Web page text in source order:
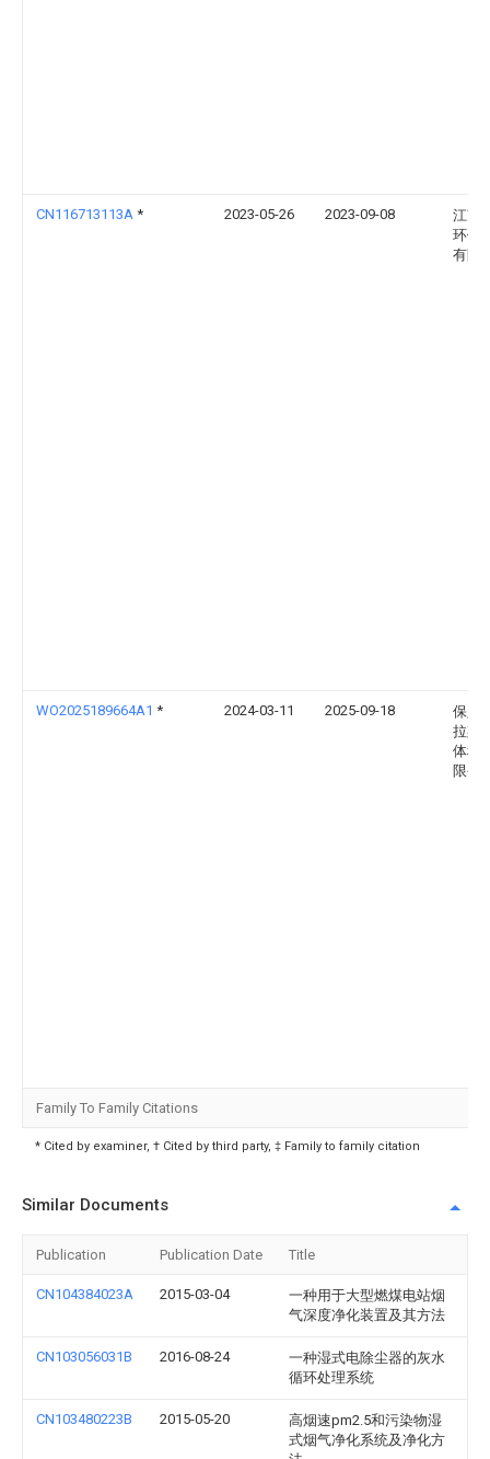
CN116713113A * 2023-05-26 2023-09-08
江苏
环保
有限
WO2025189664A1 * 2024-03-11 2025-09-18
保定
拉斯
体科
限公
Family To Family Citations
* Cited by examiner, † Cited by third party, ‡ Family to family citation
Similar Documents
Publication Publication Date Title
CN104384023A 2015-03-04
一种用于大型燃煤电站烟
气深度净化装置及其方法
CN103056031B 2016-08-24
一种湿式电除尘器的灰水
循环处理系统
CN103480223B 2015-05-20
高烟速pm2.5和污染物湿
式烟气净化系统及净化方